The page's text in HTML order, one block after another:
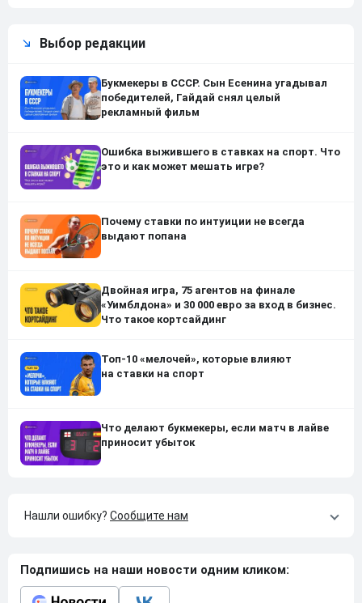
Выбор редакции
Букмекеры в СССР. Сын Есенина угадывал
победителей, Гайдай снял целый
рекламный фильм
Ошибка выжившего в ставках на спорт. Что
это и как может мешать игре?
Почему ставки по интуиции не всегда
выдают попана
Двойная игра, 75 агентов на финале
«Уимблдона» и 30 000 евро за вход в бизнес.
Что такое кортсайдинг
Топ-10 «мелочей», которые влияют
на ставки на спорт
Что делают букмекеры, если матч в лайве
приносит убыток
Нашли ошибку? Сообщите нам
Подпишись на наши новости одним кликом: